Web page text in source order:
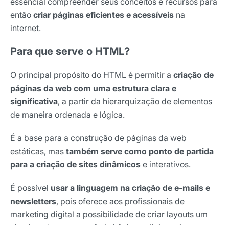
então criar páginas eficientes e acessíveis na
internet.
Para que serve o HTML?
O principal propósito do HTML é permitir a criação de
páginas da web com uma estrutura clara e
significativa, a partir da hierarquização de elementos
de maneira ordenada e lógica.
É a base para a construção de páginas da web
estáticas, mas também serve como ponto de partida
para a criação de sites dinâmicos e interativos.
É possível usar a linguagem na criação de e-mails e
newsletters, pois oferece aos profissionais de
marketing digital a possibilidade de criar layouts um